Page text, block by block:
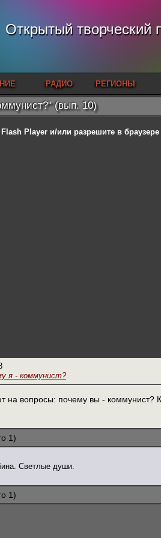
Открытый творческий
РАДИО РЕГИОНЫ
(вып. 10)
Flash Playerи/или разрешите в
я - коммунист?
на вопросы: почему вы - коммунист?
1)
Светлые души.
1)